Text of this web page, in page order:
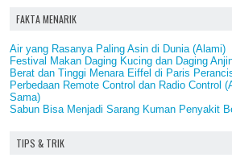
FAKTA MENARIK
Air yang Rasanya Paling Asin di Dunia (Alami)
Festival Makan Daging Kucing dan Daging
Berat dan Tinggi Menara Eiffel di Paris
Perbedaan Remote Control dan Radio Control
Sama)
Sabun Bisa Menjadi Sarang Kuman Penyakit
TIPS & TRIK